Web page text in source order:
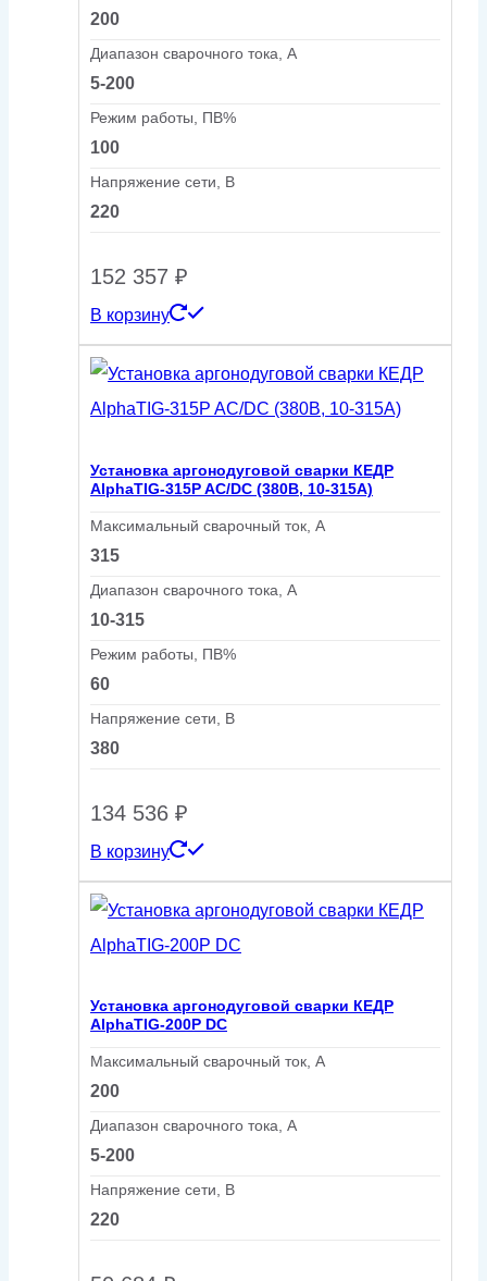
200
Диапазон сварочного тока, А
5-200
Режим работы, ПВ%
100
Напряжение сети, В
220
152 357 ₽
В корзину
Установка аргонодуговой сварки КЕДР
AlphaTIG-315P AC/DC (380В, 10-315А)
Максимальный сварочный ток, А
315
Диапазон сварочного тока, А
10-315
Режим работы, ПВ%
60
Напряжение сети, В
380
134 536 ₽
В корзину
Установка аргонодуговой сварки КЕДР
AlphaTIG-200P DC
Максимальный сварочный ток, А
200
Диапазон сварочного тока, А
5-200
Напряжение сети, В
220